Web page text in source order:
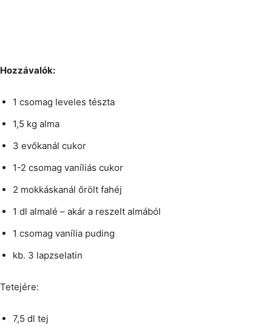
Hozzávalók:
1 csomag leveles tészta
1,5 kg alma
3 evőkanál cukor
1-2 csomag vaníliás cukor
2 mokkáskanál őrölt fahéj
1 dl almalé – akár a reszelt almából
1 csomag vanília puding
kb. 3 lapzselatin
Tetejére:
7,5 dl tej